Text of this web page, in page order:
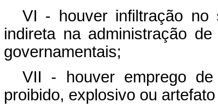
VI - houver infiltração no
indireta na administração
governamentais;
VII - houver emprego
proibido, explosivo ou